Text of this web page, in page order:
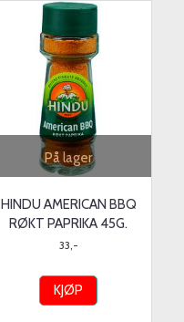
På lager
HINDU AMERICAN BBQ
RØKT PAPRIKA 45G.
33,-
KJØP